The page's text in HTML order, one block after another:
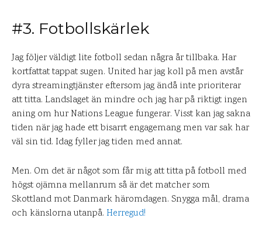
#3. Fotbollskärlek
Jag följer väldigt lite fotboll sedan några år tillbaka. Har
kortfattat tappat sugen. United har jag koll på men avstår
dyra streamingtjänster eftersom jag ändå inte prioriterar
att titta. Landslaget än mindre och jag har på riktigt ingen
aning om hur Nations League fungerar. Visst kan jag sakna
tiden när jag hade ett bisarrt engagemang men var sak har
väl sin tid. Idag fyller jag tiden med annat.
Men. Om det är något som får mig att titta på fotboll med
högst ojämna mellanrum så är det matcher som
Skottland mot Danmark häromdagen. Snygga mål, drama
och känslorna utanpå. Herregud!